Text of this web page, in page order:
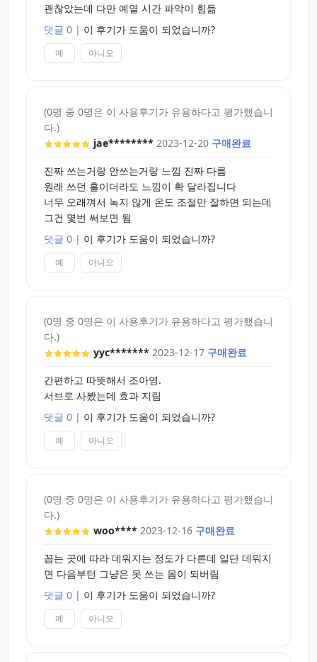
괜찮았는데 다만 예열 시간 파악이 힘듦
댓글 0 | 이 후기가 도움이 되었습니까?
예 아니오
(0명 중 0명은 이 사용후기가 유용하다고 평가했습니
다.)
jae******** 2023-12-20 구매완료
진짜 쓰는거랑 안쓰는거랑 느낌 진짜 다름
원래 쓰던 홀이더라도 느낌이 확 달라집니다
너무 오래껴서 녹지 않게 온도 조절만 잘하면 되는데
그건 몇번 써보면 됨
댓글 0 | 이 후기가 도움이 되었습니까?
예 아니오
(0명 중 0명은 이 사용후기가 유용하다고 평가했습니
다.)
yyc******* 2023-12-17 구매완료
간편하고 따뜻해서 조아영.
서브로 사봤는데 효과 지림
댓글 0 | 이 후기가 도움이 되었습니까?
예 아니오
(0명 중 0명은 이 사용후기가 유용하다고 평가했습니
다.)
woo**** 2023-12-16 구매완료
꼽는 곳에 따라 데워지는 정도가 다른데 일단 데워지
면 다음부턴 그냥은 못 쓰는 몸이 되버림
댓글 0 | 이 후기가 도움이 되었습니까?
예 아니오